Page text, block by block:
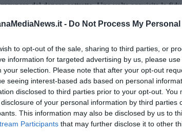
- Do Not Process My
to opt-out of the sale, sharing to third parties, or
information for targeted advertising by us, please
your selection. Please note that after your opt-out
seeing interest-based ads based on personal
disclosed to third parties prior to your opt-out. You
of your personal information by third parties
This information may also be disclosed by us to
Participants that may further disclose it to other
del denaro sottratto. Una volta acquisita la
cibernetica.
non interagire, blocca il numero e segnala alla
Toscana iscriviti allaNewsletter QUInews -